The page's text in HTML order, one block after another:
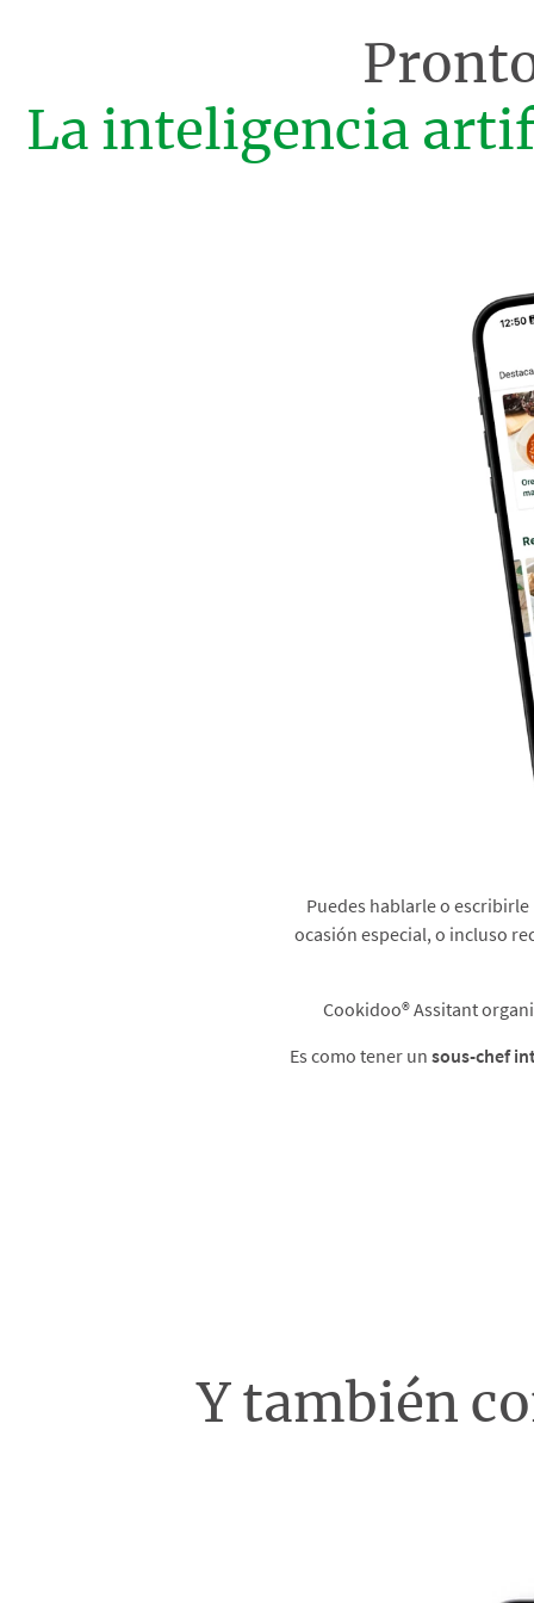
La inteligencia
Puedes hablarle o
ocasión especial, o incluso
Cookidoo® Assitant
Es como tener un sous-chef
Y también